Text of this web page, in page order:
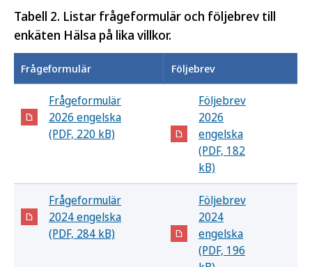
Tabell 2. Listar frågeformulär och följebrev till
enkäten Hälsa på lika villkor.
Frågeformulär Följebrev
Frågeformulär
2026 engelska
(PDF, 220 kB)
Följebrev
2026
engelska
(PDF, 182
kB)
Frågeformulär
2024 engelska
(PDF, 284 kB)
Följebrev
2024
engelska
(PDF, 196